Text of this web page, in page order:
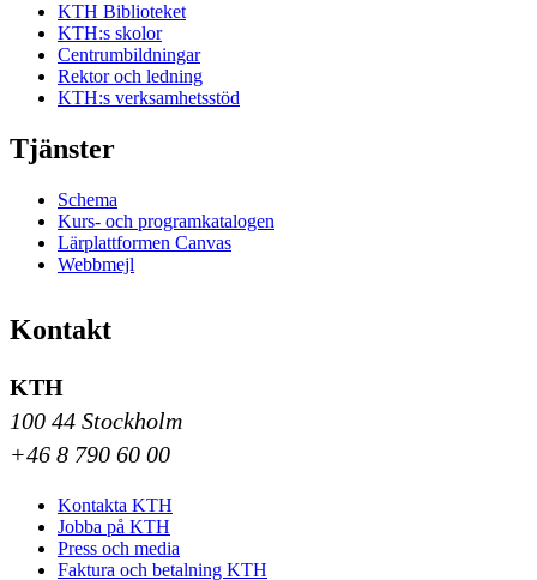
KTH Biblioteket
KTH:s skolor
Centrumbildningar
Rektor och ledning
KTH:s verksamhetsstöd
Tjänster
Schema
Kurs- och programkatalogen
Lärplattformen Canvas
Webbmejl
Kontakt
KTH
100 44 Stockholm
+46 8 790 60 00
Kontakta KTH
Jobba på KTH
Press och media
Faktura och betalning KTH